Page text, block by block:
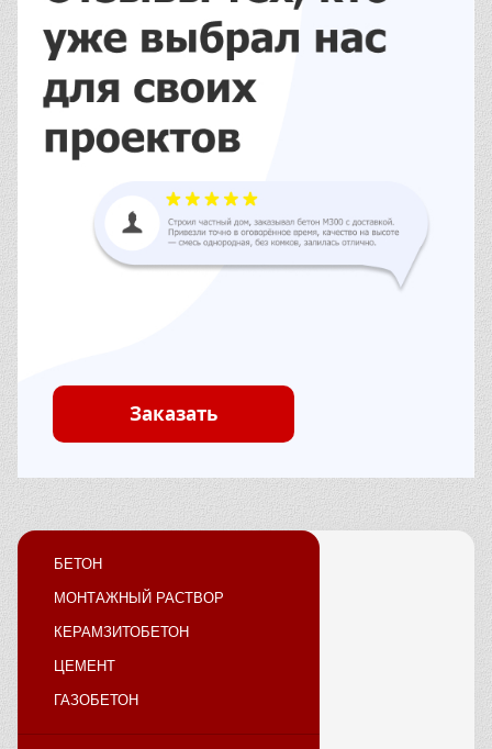
Заказать
БЕТОН
МОНТАЖНЫЙ РАСТВОР
КЕРАМЗИТОБЕТОН
ЦЕМЕНТ
ГАЗОБЕТОН